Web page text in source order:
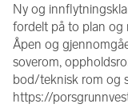
Ny og
fordelt på to plan og
Åpen og
soverom,
bod/teknisk rom og
https://